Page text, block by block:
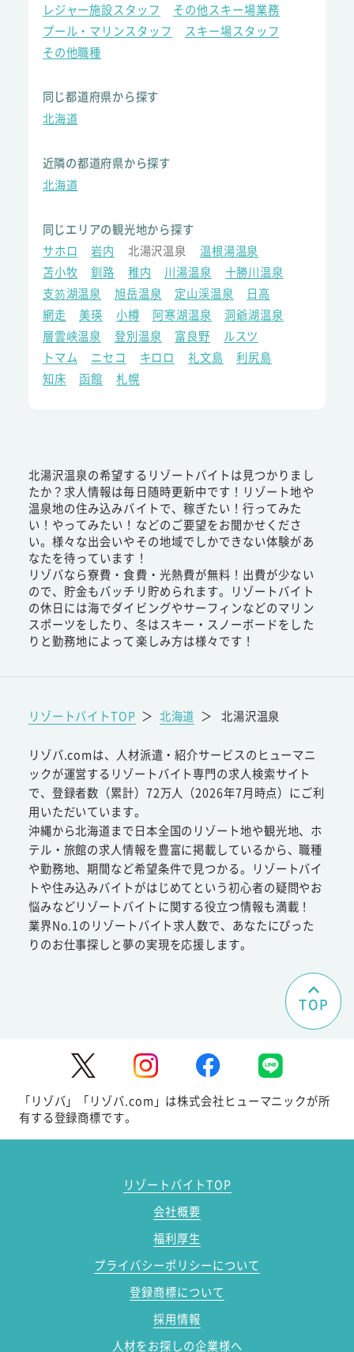
レジャー施設スタッフ
その他スキー場業務
プール・マリンスタッフ
スキー場スタッフ
その他職種
同じ都道府県から探す
北海道
近隣の都道府県から探す
北海道
同じエリアの観光地から探す
サホロ
岩内 北湯沢温泉
温根湯温泉
苫小牧
釧路 稚内 川湯温泉
十勝川温泉
支笏湖温泉
旭岳温泉 定山渓温泉
日高
網走
美瑛 小樽 阿寒湖温泉
洞爺湖温泉
層雲峡温泉
登別温泉 富良野
ルスツ
トマム
ニセコ キロロ 礼文島
利尻島
知床
函館 札幌
北湯沢温泉の希望するリゾートバイトは見つかりまし
たか？求人情報は毎日随時更新中です！リゾート地や
温泉地の住み込みバイトで、稼ぎたい！行ってみた
い！やってみたい！などのご要望をお聞かせくださ
い。様々な出会いやその地域でしかできない体験があ
なたを待っています！
リゾバなら寮費・食費・光熱費が無料！出費が少ない
ので、貯金もバッチリ貯められます。リゾートバイト
の休日には海でダイビングやサーフィンなどのマリン
スポーツをしたり、冬はスキー・スノーボードをした
りと勤務地によって楽しみ方は様々です！
リゾートバイトTOP ＞ 北海道 ＞ 北湯沢温泉
リゾバ.comは、人材派遣・紹介サービスのヒューマニ
ックが運営するリゾートバイト専門の求人検索サイト
で、登録者数（累計）72万人（2026年7月時点）にご利
用いただいています。
沖縄から北海道まで日本全国のリゾート地や観光地、ホ
テル・旅館の求人情報を豊富に掲載しているから、職種
や勤務地、期間など希望条件で見つかる。リゾートバイ
トや住み込みバイトがはじめてという初心者の疑問やお
悩みなどリゾートバイトに関する役立つ情報も満載！
業界No.1のリゾートバイト求人数で、あなたにぴった
りのお仕事探しと夢の実現を応援します。
TOP
「リゾバ」「リゾバ.com」は株式会社ヒューマニックが所
有する登録商標です。
リゾートバイトTOP
会社概要
福利厚生
プライバシーポリシーについて
登録商標について
採用情報
人材をお探しの企業様へ